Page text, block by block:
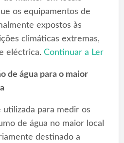
os equipamentos de
expostos às
climáticas extremas,
eléctrica. Continuar a Ler
de água para o maior
utilizada para medir os
de água no maior local
destinado a